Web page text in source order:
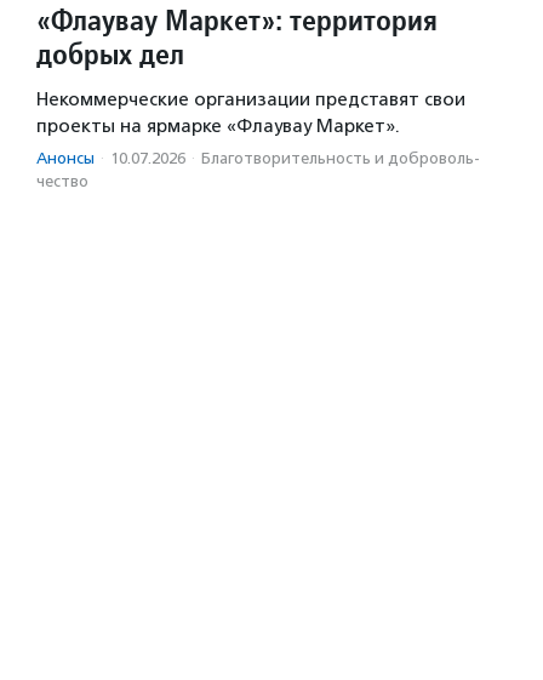
«Флаувау Маркет»: территория
добрых дел
Некоммерческие организации представят свои
проекты на ярмарке «Флаувау Маркет».
Анонсы · 10.07.2026 · Благотвори­тель­ность и доброволь­
чест­во